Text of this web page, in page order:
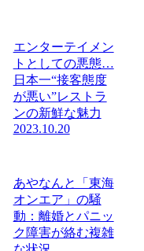
エンターテイメン
トとしての悪態…
日本一“接客態度
が悪い”レストラ
ンの新鮮な魅力
2023.10.20
あやなんと「東海
オンエア」の騒
動：離婚とパニッ
ク障害が絡む複雑